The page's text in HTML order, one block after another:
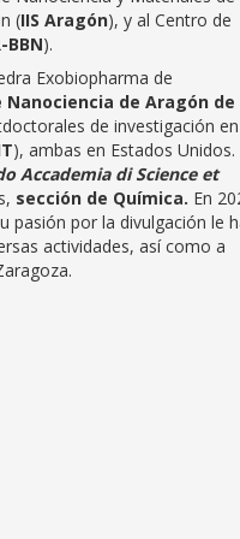
(IIS Aragón), y al Centro de
BBN).
Exobiopharma de
de Aragón de
de investigación en
), ambas en Estados Unidos.
Accademia di Science et
sección de Química. En
pasión por la divulgación le
actividades, así como a